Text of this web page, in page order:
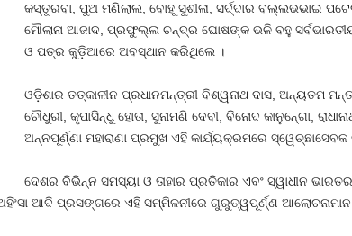
କସ୍ତୂରବା, ପୁଅ ମଣିଲାଲ, ବୋହୂ ସୁଶୀଳା, ସର୍ଦ୍ଦାର ବଲ୍ଲଭଭାଇ
ମୌଲାନା ଆଜାଦ, ପ୍ରଫୁଲ୍ଲ ଚନ୍ଦ୍ର ଘୋଷଙ୍କ ଭଳି ବହୁ
ଓ ପତ୍ର କୁଡ଼ିଆରେ ଅବସ୍ଥାନ କରିଥିଲେ ।
ଓଡ଼ିଶାର ତତ୍କାଳୀନ ପ୍ରଧାନମନ୍ତ୍ରୀ ବିଶ୍ୱନାଥ ଦାସ, ଅନ୍ୟତମ
ଚୌଧୁରୀ, କୃପାସିନ୍ଧୁ ହୋତା, ସୁନାମଣି ଦେବୀ, ବିନୋଦ କାନୁନ୍‍ଗୋ,
ଅନ୍ନପୂର୍ଣ୍ଣା ମହାରାଣା ପ୍ରମୁଖ ଏହି କାର୍ଯ୍ୟକ୍ରମରେ ସ୍ୱେଚ୍ଛାସେବକ
ଦେଶର ବିଭିନ୍ନ ସମସ୍ୟା ଓ ତାହାର ପ୍ରତିକାର ଏବଂ ସ୍ୱାଧୀନ
ଆଦି ପ୍ରସଙ୍ଗରେ ଏହି ସମ୍ମିଳନୀରେ ଗୁରୁତ୍ୱପୂର୍ଣ୍ଣ ଆଲୋଚନାମାନ